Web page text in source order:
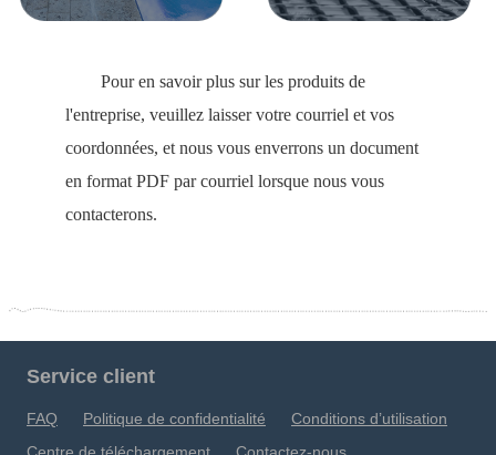
Pour en savoir plus sur les produits de
l'entreprise, veuillez laisser votre courriel et vos
coordonnées, et nous vous enverrons un document
en format PDF par courriel lorsque nous vous
contacterons.
Service client
FAQ Politique de confidentialité
Conditions d’utilisation